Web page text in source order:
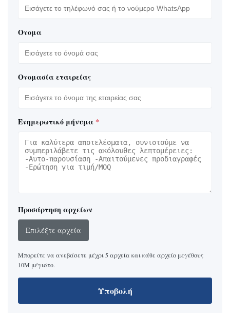
Ονομα
Ονομασία εταιρείας
Ενημερωτικό μήνυμα *
Προσάρτηση αρχείων
Επιλέξτε αρχεία
Μπορείτε να ανεβάσετε μέχρι 5 αρχεία και κάθε αρχείο μεγέθους
10M μέγιστο.
Υποβολή